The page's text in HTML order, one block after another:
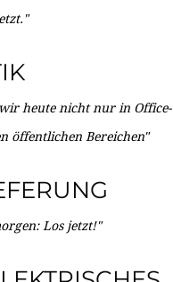
heute nicht nur in Office-
öffentlichen Bereichen"
Los jetzt!"